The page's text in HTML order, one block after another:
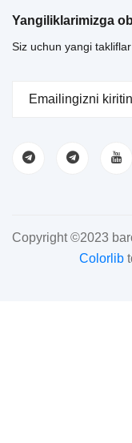
Yangiliklarimizga
Siz uchun yangi
Copyright ©2023
Colorlib